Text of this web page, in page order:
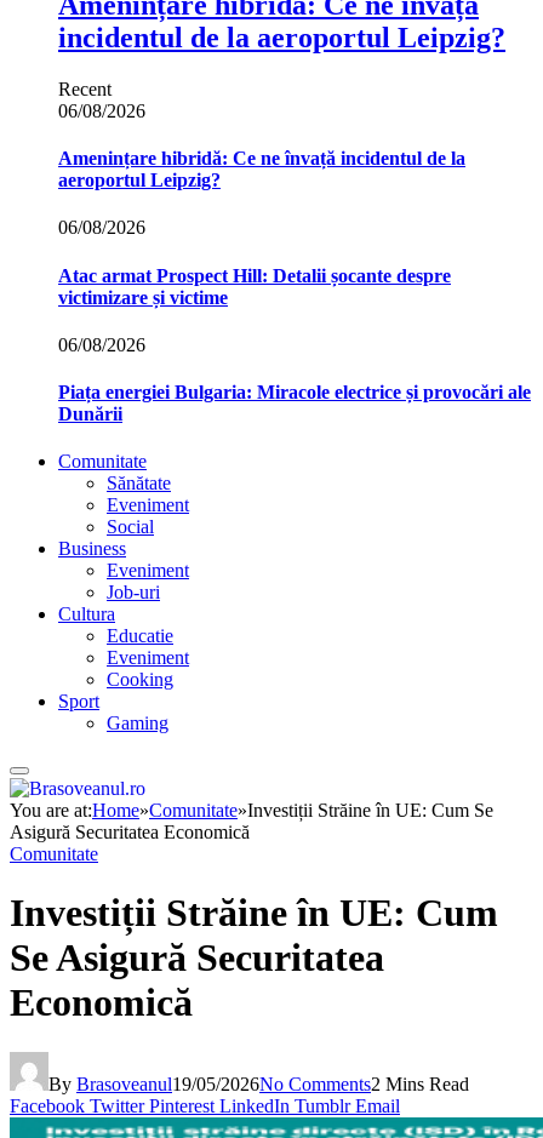
incidentul de la aeroportul Leipzig?
Recent
06/08/2026
Amenințare hibridă: Ce ne învață incidentul de la
aeroportul Leipzig?
06/08/2026
Atac armat Prospect Hill: Detalii șocante despre
victimizare și victime
06/08/2026
Piața energiei Bulgaria: Miracole electrice și provocări ale
Dunării
Comunitate
Sănătate
Eveniment
Social
Business
Eveniment
Job-uri
Cultura
Educatie
Eveniment
Cooking
Sport
Gaming
You are at:Home»Comunitate»Investiții Străine în UE: Cum Se
Asigură Securitatea Economică
Comunitate
Investiții Străine în UE: Cum
Se Asigură Securitatea
Economică
By Brasoveanul19/05/2026No Comments2 Mins Read
Facebook Twitter Pinterest LinkedIn Tumblr Email